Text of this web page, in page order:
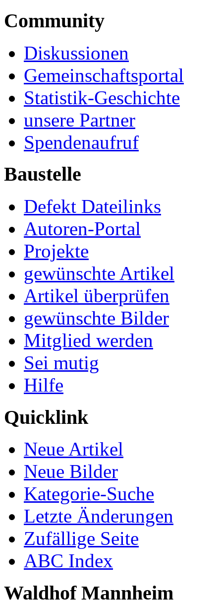
Community
Diskussionen
Gemeinschaftsportal
Statistik-Geschichte
unsere Partner
Spendenaufruf
Baustelle
Defekt Dateilinks
Autoren-Portal
Projekte
gewünschte Artikel
Artikel überprüfen
gewünschte Bilder
Mitglied werden
Sei mutig
Hilfe
Quicklink
Neue Artikel
Neue Bilder
Kategorie-Suche
Letzte Änderungen
Zufällige Seite
ABC Index
Waldhof Mannheim